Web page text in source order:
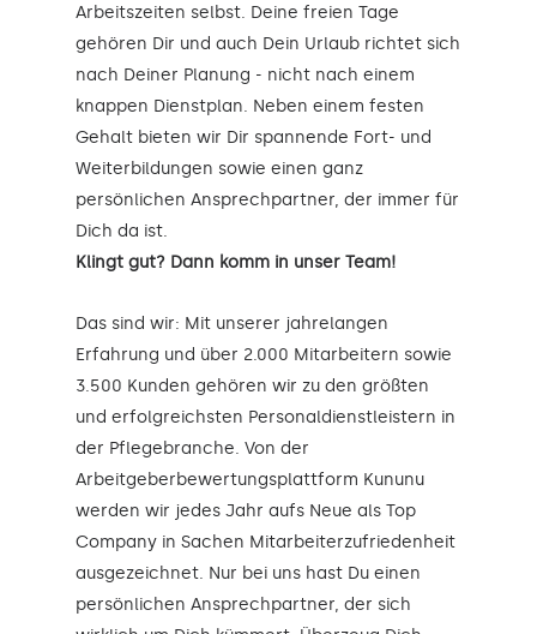
Arbeitszeiten selbst. Deine freien Tage
gehören Dir und auch Dein Urlaub richtet sich
nach Deiner Planung - nicht nach einem
knappen Dienstplan. Neben einem festen
Gehalt bieten wir Dir spannende Fort- und
Weiterbildungen sowie einen ganz
persönlichen Ansprechpartner, der immer für
Dich da ist.
Klingt gut? Dann komm in unser Team!
Das sind wir: Mit unserer jahrelangen
Erfahrung und über 2.000 Mitarbeitern sowie
3.500 Kunden gehören wir zu den größten
und erfolgreichsten Personaldienstleistern in
der Pflegebranche. Von der
Arbeitgeberbewertungsplattform Kununu
werden wir jedes Jahr aufs Neue als Top
Company in Sachen Mitarbeiterzufriedenheit
ausgezeichnet. Nur bei uns hast Du einen
persönlichen Ansprechpartner, der sich